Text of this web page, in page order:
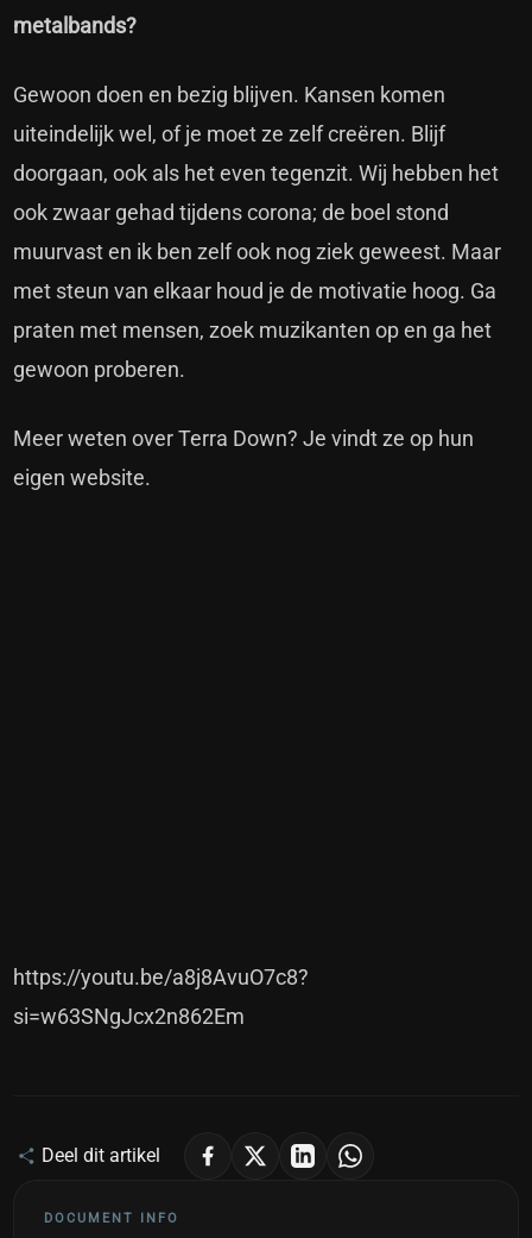
metalbands?
Gewoon doen en bezig blijven. Kansen komen
uiteindelijk wel, of je moet ze zelf creëren. Blijf
doorgaan, ook als het even tegenzit. Wij hebben het
ook zwaar gehad tijdens corona; de boel stond
muurvast en ik ben zelf ook nog ziek geweest. Maar
met steun van elkaar houd je de motivatie hoog. Ga
praten met mensen, zoek muzikanten op en ga het
gewoon proberen.
Meer weten over Terra Down? Je vindt ze op hun
eigen website.
https://youtu.be/a8j8AvuO7c8?
si=w63SNgJcx2n862Em
Deel dit artikel
DOCUMENT INFO